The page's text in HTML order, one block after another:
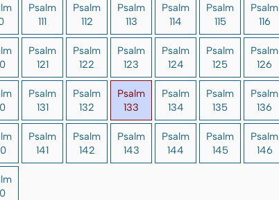
Psalm
111
Psalm
112
Psalm
113
Psalm
114
Psalm
115
Psalm
116
Psalm
121
Psalm
122
Psalm
123
Psalm
124
Psalm
125
Psalm
126
Psalm
131
Psalm
132
Psalm
133
Psalm
134
Psalm
135
Psalm
136
Psalm
141
Psalm
142
Psalm
143
Psalm
144
Psalm
145
Psalm
146